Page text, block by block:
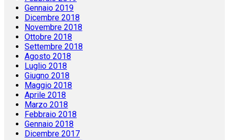
Gennaio 2019
Dicembre 2018
Novembre 2018
Ottobre 2018
Settembre 2018
Agosto 2018
Luglio 2018
Giugno 2018
Maggio 2018
Aprile 2018
Marzo 2018
Febbraio 2018
Gennaio 2018
Dicembre 2017